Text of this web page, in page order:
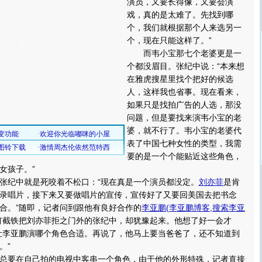
戏，真的是太难了。先找到哪
个，我们就根据那个人来选另一
个，现在只能这样了。”
而韦小宝那七个老婆更是一
个都没眉目。张纪中说：“本来想
在雅虎搜星里找个把好的候选
人，这样我也省事。现在看来，
如果只是找拍广告的人选，那没
问题，但是要找来演韦小宝的老
婆，就不行了。韦小宝的老婆代
表了中国七种女性的类型，我需
要的是一个个能贴近这些角色，
孩子。”
就是死咬着不松口：“现在真是一个演员都没定。 刘亦菲是肯
唱片，接下来又要做唱片的宣传，宣传好了又要回美国去把书念
。”随即，记者问到跟他有良好合作的李亚鹏(李亚鹏博客 搜索李亚
铁把刘亦菲拒之门外的张纪中，却犹豫起来。他想了好一会才
亚鹏演哪个角色合适。再说了，他马上要当爸爸了，还不知道到
”
在自己拍的电视中客串一个角色，由于他的外形特殊，记者直接